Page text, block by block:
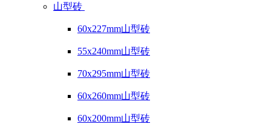
山型砖
60x227mm山型砖
55x240mm山型砖
70x295mm山型砖
60x260mm山型砖
60x200mm山型砖